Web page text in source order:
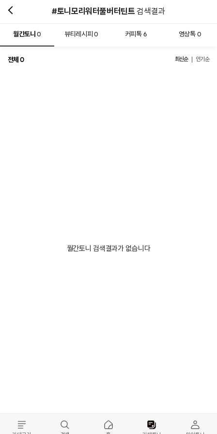
#토니모리워터풀버터틴트 검색결과
월간토니0 뷰티레시피0 커피톡 6 영상톡 0
전체 0 최신순 인기순
월간토니 검색결과가 없습니다